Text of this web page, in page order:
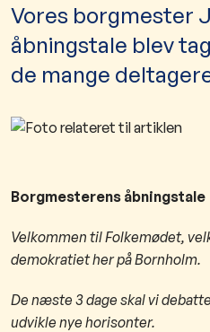
Vores borgmester
åbningstale blev
de mange
Borgmesterens åbningstale
Velkommen til Folkemødet,
demokratiet her på Bornholm.
De næste 3 dage skal vi
udvikle nye horisonter.